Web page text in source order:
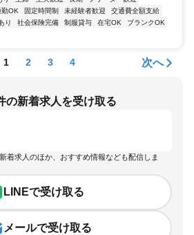
勤OK 固定時間制 未経験者歓迎
交通費全額支給
り 社会保険完備 制服貸与 在宅OK
ブランクOK
1 2 3 4 次へ
の新着求人を受け取る
着求人のほか、おすすめ情報なども配信しま
LINEで受け取る
メールで受け取る